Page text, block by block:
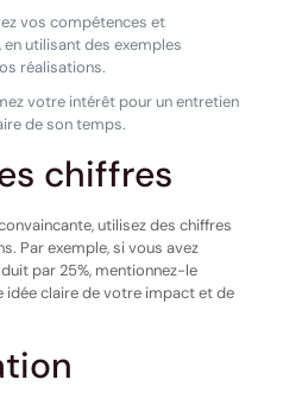
vos compétences et
utilisant des exemples
réalisations.
votre intérêt pour un entretien
de son temps.
chiffres
utilisez des chiffres
Par exemple, si vous avez
par 25%, mentionnez-le
idée claire de votre impact et de